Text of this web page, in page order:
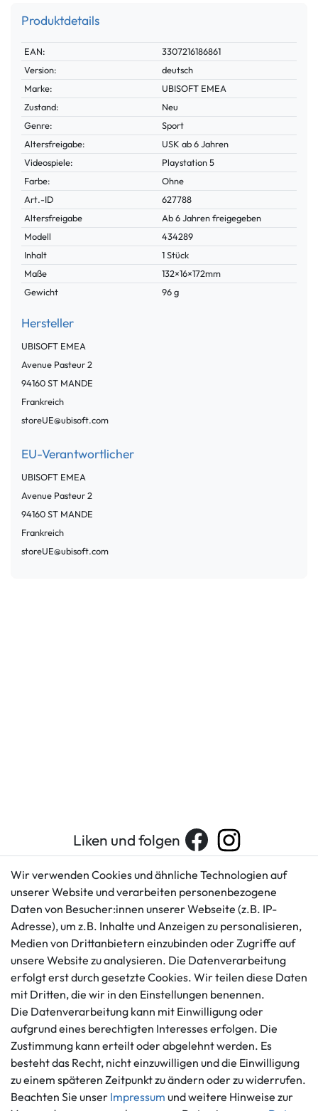
Produktdetails
Technisches
Merkmal
Wert
EAN:
3307216186861
Version:
deutsch
Marke:
UBISOFT EMEA
Zustand:
Neu
Genre:
Sport
Altersfreigabe:
USK ab 6 Jahren
Videospiele:
Playstation 5
Farbe:
Ohne
Technisches
Merkmal
Wert
Art.-ID
627788
Altersfreigabe
Ab 6 Jahren freigegeben
Modell
434289
Inhalt
1 Stück
Maße
132×16×172mm
Gewicht
96 g
Hersteller
UBISOFT EMEA
Avenue Pasteur2
94160ST MANDE
Frankreich
storeUE@ubisoft.com
EU-Verantwortlicher
UBISOFT EMEA
Avenue Pasteur2
94160ST MANDE
Frankreich
storeUE@ubisoft.com
Liken und folgen
Kundenservice
+49 421 596586
Mo. - Fr. 9 - 16 Uhr
info@gameworld.de
Kontaktformular
Rechtliches
AGB
Impressum
Datenschutzerklärung
Barrierefreiheitserklärung
Widerrufs­recht
Vertrag widerrufen
Informationen
Ankauf
Über uns
Häufig gestellte Fragen
Zahlungsmöglichkeiten
Wir verwenden Cookies und ähnliche Technologien auf
unserer Website und verarbeiten personenbezogene
Daten von Besucher:innen unserer Webseite (z.B. IP-
Adresse), um z.B. Inhalte und Anzeigen zu personalisieren,
Medien von Drittanbietern einzubinden oder Zugriffe auf
unsere Website zu analysieren. Die Datenverarbeitung
erfolgt erst durch gesetzte Cookies. Wir teilen diese Daten
mit Dritten, die wir in den Einstellungen benennen.
Die Datenverarbeitung kann mit Einwilligung oder
aufgrund eines berechtigten Interesses erfolgen. Die
Zustimmung kann erteilt oder abgelehnt werden. Es
besteht das Recht, nicht einzuwilligen und die Einwilligung
zu einem späteren Zeitpunkt zu ändern oder zu widerrufen.
Beachten Sie unser Impressum und weitere Hinweise zur